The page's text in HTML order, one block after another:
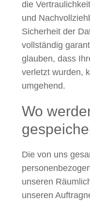
die
und
Sicherheit der
vollständig
glauben, dass
verletzt wurden,
umgehend.
Wo
Die von uns
unseren
unseren